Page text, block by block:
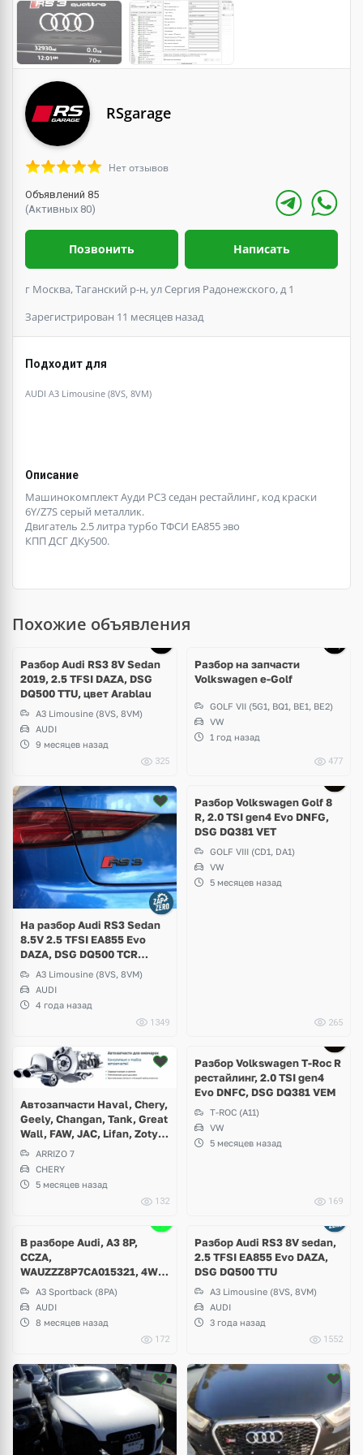
RSgarage
Нет отзывов
Объявлений 85
(Активных 80)
Позвонить Написать
г Москва, Таганский р-н, ул Сергия Радонежского, д 1
Зарегистрирован 11 месяцев назад
Подходит для
AUDI A3 Limousine (8VS, 8VM)
Описание
Машинокомплект Ауди РС3 седан рестайлинг, код краски
6Y/Z7S серый металлик.
Двигатель 2.5 литра турбо ТФСИ ЕА855 эво
КПП ДСГ ДКу500.
Похожие объявления
Разбор Audi RS3 8V Sedan
2019, 2.5 TFSI DAZA, DSG
DQ500 TTU, цвет Arablau
A3 Limousine (8VS, 8VM)
AUDI
9 месяцев назад
325
Разбор на запчасти
Volkswagen e-Golf
GOLF VII (5G1, BQ1, BE1, BE2)
VW
1 год назад
477
На разбор Audi RS3 Sedan
8.5V 2.5 TFSI EA855 Evo
DAZA, DSG DQ500 TCR
Quattro
A3 Limousine (8VS, 8VM)
AUDI
4 года назад
1349
4 фото
Разбор Volkswagen Golf 8
R, 2.0 TSI gen4 Evo DNFG,
DSG DQ381 VET
GOLF VIII (CD1, DA1)
VW
5 месяцев назад
265
Автозапчасти Haval, Chery,
Geely, Changan, Tank, Great
Wall, FAW, JAC, Lifan, Zotye,
Brilliance, Dong Feng, GAC и
др
ARRIZO 7
CHERY
5 месяцев назад
132
7 фото
Разбор Volkswagen T-Roc R
рестайлинг, 2.0 TSI gen4
Evo DNFC, DSG DQ381 VEM
T-ROC (A11)
VW
5 месяцев назад
169
В разборе Audi, A3 8P,
CCZA,
WAUZZZ8P7CA015321, 4WD,
C8 / Y3J, DSG DQ250, 2011
г.в, 114000km
A3 Sportback (8PA)
AUDI
8 месяцев назад
172
Разбор Audi RS3 8V sedan,
2.5 TFSI EA855 Evo DAZA,
DSG DQ500 TTU
A3 Limousine (8VS, 8VM)
AUDI
3 года назад
1552